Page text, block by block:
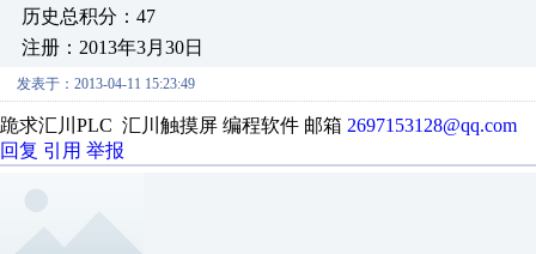
历史总积分：47
注册：2013年3月30日
发表于：2013-04-11 15:23:49
跪求汇川PLC 汇川触摸屏 编程软件 邮箱 2697153128@qq.com
回复 引用 举报